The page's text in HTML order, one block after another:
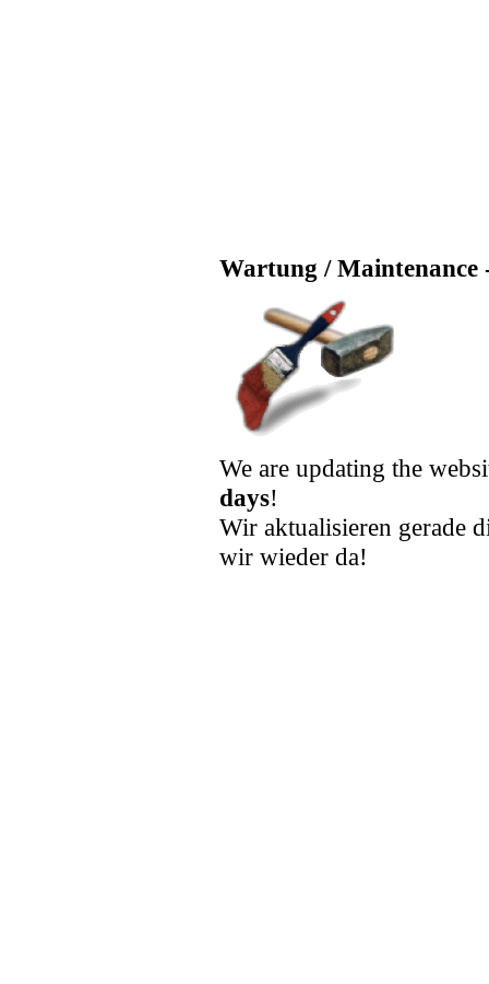
Wartung / Maintenance
We are updating the
days!
Wir aktualisieren gerade
wir wieder da!